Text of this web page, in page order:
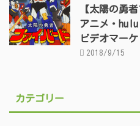
【太陽の勇
アニメ・hulu
ビデオマー
2018/9/15
カテゴリー